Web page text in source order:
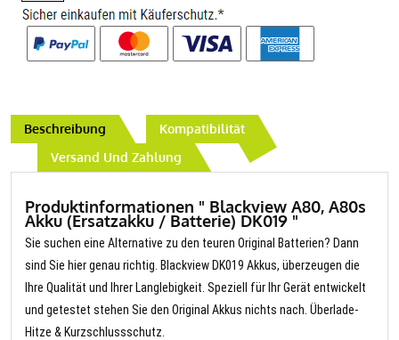
Beschreibung
Kompatibilität
Versand Und Zahlung
Produktinformationen " Blackview A80, A80s
Akku (Ersatzakku / Batterie) DK019 "
Sie suchen eine Alternative zu den teuren Original Batterien? Dann
sind Sie hier genau richtig. Blackview DK019 Akkus, überzeugen die
Ihre Qualität und Ihrer Langlebigkeit. Speziell für Ihr Gerät entwickelt
und getestet stehen Sie den Original Akkus nichts nach. Überlade-
Hitze & Kurzschlussschutz.